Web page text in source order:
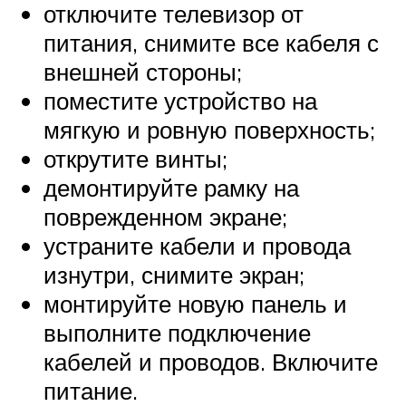
отключите телевизор от
питания, снимите все кабеля с
внешней стороны;
поместите устройство на
мягкую и ровную поверхность;
открутите винты;
демонтируйте рамку на
поврежденном экране;
устраните кабели и провода
изнутри, снимите экран;
монтируйте новую панель и
выполните подключение
кабелей и проводов. Включите
питание.